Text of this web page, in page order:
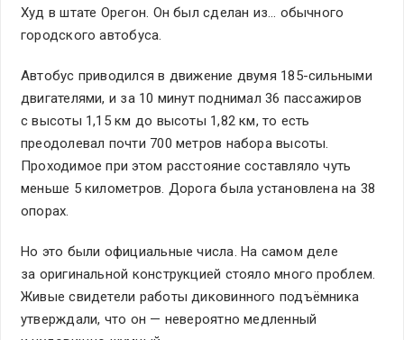
Худ в штате Орегон. Он был сделан из… обычного
городского автобуса.
Автобус приводился в движение двумя 185-сильными
двигателями, и за 10 минут поднимал 36 пассажиров
с высоты 1,15 км до высоты 1,82 км, то есть
преодолевал почти 700 метров набора высоты.
Проходимое при этом расстояние составляло чуть
меньше 5 километров. Дорога была установлена на 38
опорах.
Но это были официальные числа. На самом деле
за оригинальной конструкцией стояло много проблем.
Живые свидетели работы диковинного подъёмника
утверждали, что он — невероятно медленный